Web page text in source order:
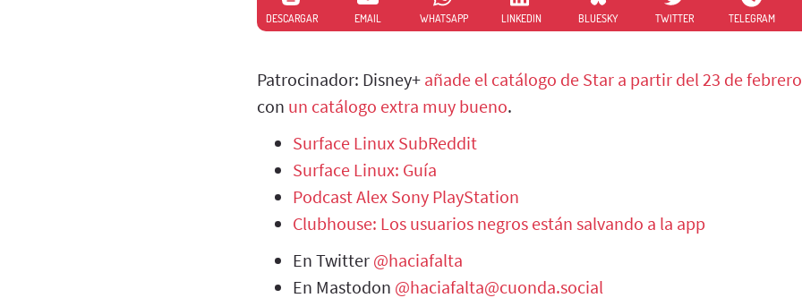
DESCARGAR EMAIL WHATSAPP LINKEDIN BLUESKY TWITTER TELEGRAM
Patrocinador: Disney+ añade el catálogo de Star a partir del 23 de febrero
con un catálogo extra muy bueno.
Surface Linux SubReddit
Surface Linux: Guía
Podcast Alex Sony PlayStation
Clubhouse: Los usuarios negros están salvando a la app
En Twitter @haciafalta
En Mastodon @haciafalta@cuonda.social